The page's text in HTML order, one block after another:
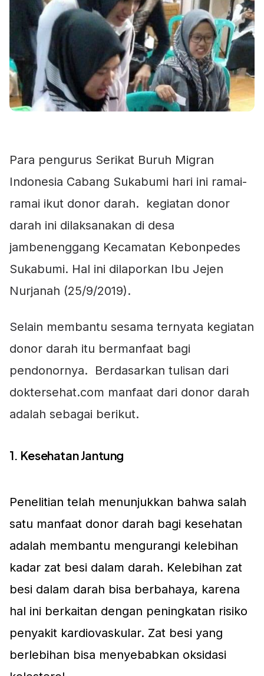
Para pengurus Serikat Buruh Migran
Indonesia Cabang Sukabumi hari ini ramai-
ramai ikut donor darah. kegiatan donor
darah ini dilaksanakan di desa
jambenenggang Kecamatan Kebonpedes
Sukabumi. Hal ini dilaporkan Ibu Jejen
Nurjanah (25/9/2019).
Selain membantu sesama ternyata kegiatan
donor darah itu bermanfaat bagi
pendonornya. Berdasarkan tulisan dari
doktersehat.com manfaat dari donor darah
adalah sebagai berikut.
1. Kesehatan Jantung
Penelitian telah menunjukkan bahwa salah
satu manfaat donor darah bagi kesehatan
adalah membantu mengurangi kelebihan
kadar zat besi dalam darah. Kelebihan zat
besi dalam darah bisa berbahaya, karena
hal ini berkaitan dengan peningkatan risiko
penyakit kardiovaskular. Zat besi yang
berlebihan bisa menyebabkan oksidasi